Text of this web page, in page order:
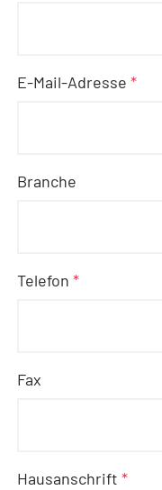
E-Mail-Adresse*
Branche
Telefon*
Fax
Hausanschrift*